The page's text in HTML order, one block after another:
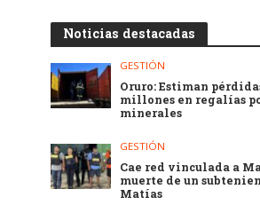
Noticias destacadas
GESTIÓN
Oruro: Estiman
millones en regalías
minerales
GESTIÓN
Cae red vinculada a
muerte de un
Matías